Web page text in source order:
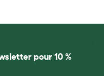
pour 10 %